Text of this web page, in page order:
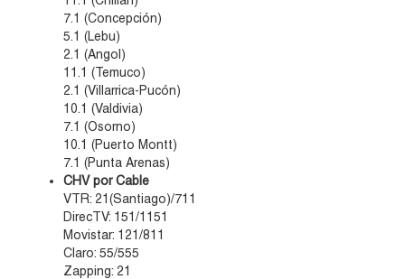
7.1 (Concepción)
5.1 (Lebu)
2.1 (Angol)
11.1 (Temuco)
2.1 (Villarrica-Pucón)
10.1 (Valdivia)
7.1 (Osorno)
10.1 (Puerto Montt)
7.1 (Punta Arenas)
CHV por Cable
VTR: 21(Santiago)/711
DirecTV: 151/1151
Movistar: 121/811
Claro: 55/555
Zapping: 21